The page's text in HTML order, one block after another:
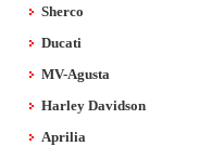
Sherco
Ducati
MV-Agusta
Harley Davidson
Aprilia